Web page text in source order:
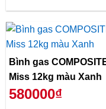
Bình gas
Miss 12kg màu Xanh
580000₫